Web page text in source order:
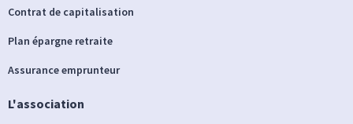
Contrat de capitalisation
Plan épargne retraite
Assurance emprunteur
L'association